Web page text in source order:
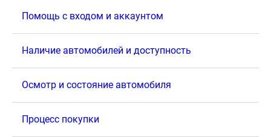
Помощь с входом и аккаунтом
Наличие автомобилей и доступность
Осмотр и состояние автомобиля
Процесс покупки